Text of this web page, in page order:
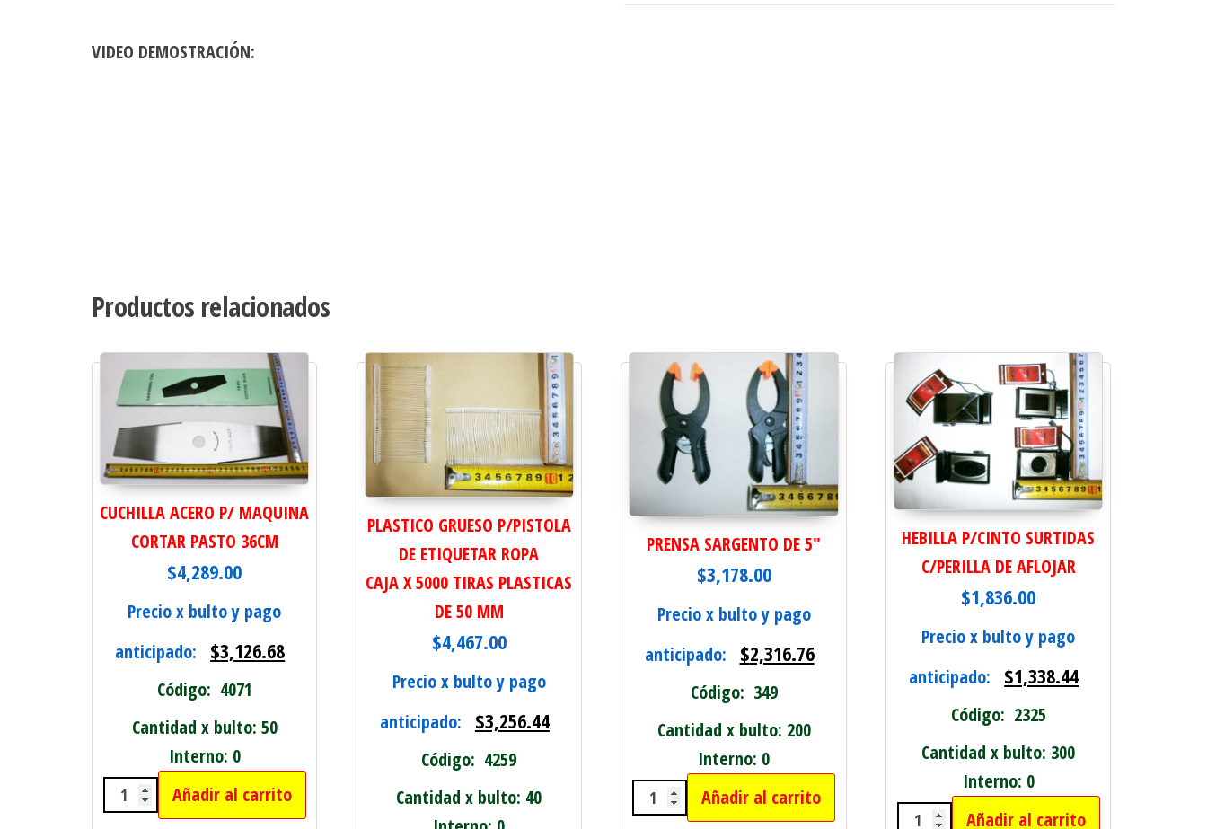
VIDEO DEMOSTRACIÓN:
Productos relacionados
CUCHILLA ACERO P/ MAQUINA
CORTAR PASTO 36CM
$4,289.00
Precio x bulto y pago
anticipado:
$3,126.68
Código: 4071
Cantidad x bulto: 50
Interno: 0
CUCHILLA ACERO P/ MAQUINA CORTAR PASTO 36CM cantidad
Añadir al carrito
PLASTICO GRUESO P/PISTOLA
DE ETIQUETAR ROPA
CAJA X 5000 TIRAS PLASTICAS
DE 50 MM
$4,467.00
Precio x bulto y pago
anticipado:
$3,256.44
Código: 4259
Cantidad x bulto: 40
PRENSA SARGENTO DE 5"
$3,178.00
Precio x bulto y pago
anticipado:
$2,316.76
Código: 349
Cantidad x bulto: 200
Interno: 0
PRENSA SARGENTO DE 5" cantidad
Añadir al carrito
HEBILLA P/CINTO SURTIDAS
C/PERILLA DE AFLOJAR
$1,836.00
Precio x bulto y pago
anticipado:
$1,338.44
Código: 2325
Cantidad x bulto: 300
Interno: 0
Añadir al carrito